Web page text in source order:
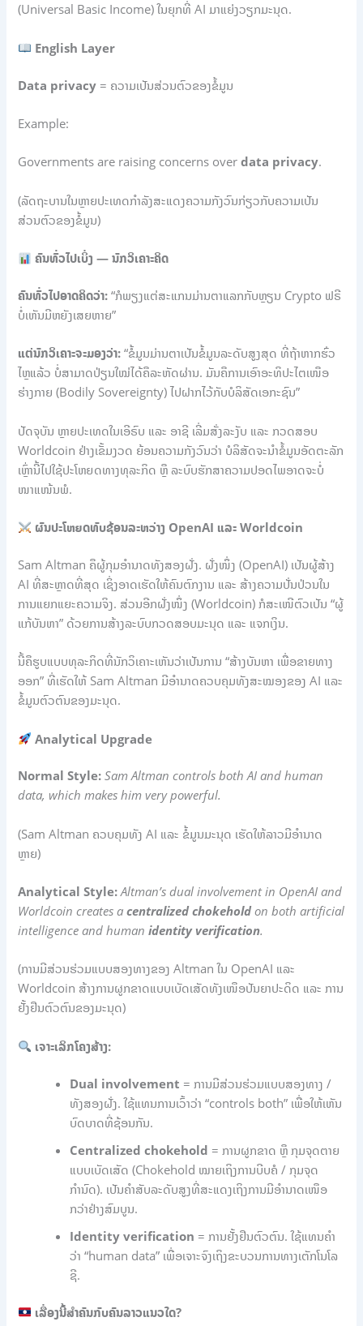
(Universal Basic Income) ໃນຍຸກທີ່ AI ມາແຍ່ງວຽກມະນຸດ.
English Layer
Data privacy = ຄວາມເປັນສ່ວນຕົວຂອງຂໍ້ມູນ
Example:
Governments are raising concerns overdata privacy.
(ລັດຖະບານໃນຫຼາຍປະເທດກຳລັງສະແດງຄວາມກັງວົນກ່ຽວກັບຄວາມເປັນ
ສ່ວນຕົວຂອງຂໍ້ມູນ)
ຄົນທົ່ວໄປເບິ່ງ — ນັກວິເຄາະຄິດ
ຄົນທົ່ວໄປອາດຄິດວ່າ: “ກໍພຽງແຕ່ສະແກນມ່ານຕາແລກກັບຫຼຽນ Crypto ຟຣີ
ບໍ່ເຫັນມີຫຍັງເສຍຫາຍ”
ແຕ່ນັກວິເຄາະຈະມອງວ່າ: “ຂໍ້ມູນມ່ານຕາເປັນຂໍ້ມູນລະດັບສູງສຸດ ທີ່ຖ້າຫາກຮົ່ວ
ໄຫຼແລ້ວ ບໍ່ສາມາດປ່ຽນໃໝ່ໄດ້ຄືລະຫັດຜ່ານ. ມັນຄືການເອົາອະທິປະໄຕເໜືອ
ຮ່າງກາຍ (Bodily Sovereignty) ໄປຝາກໄວ້ກັບບໍລິສັດເອກະຊົນ”
ປັດຈຸບັນ ຫຼາຍປະເທດໃນເອີຣົບ ແລະ ອາຊີ ເລີ່ມສັ່ງລະງັບ ແລະ ກວດສອບ
Worldcoin ຢ່າງເຂັ້ມງວດ ຍ້ອນຄວາມກັງວົນວ່າ ບໍລິສັດຈະນຳຂໍ້ມູນອັດຕະລັກ
ເຫຼົ່ານີ້ໄປໃຊ້ປະໂຫຍດທາງທຸລະກິດ ຫຼື ລະບົບຮັກສາຄວາມປອດໄພອາດຈະບໍ່
ໜາແໜ້ນພໍ.
ຜົນປະໂຫຍດທັບຊ້ອນລະຫວ່າງ OpenAI ແລະ Worldcoin
Sam Altman ຄືຜູ້ກຸມອຳນາດທັງສອງຝັ່ງ. ຝັ່ງໜຶ່ງ (OpenAI) ເປັນຜູ້ສ້າງ
AI ທີ່ສະຫຼາດທີ່ສຸດ ເຊິ່ງອາດເຮັດໃຫ້ຄົນຕົກງານ ແລະ ສ້າງຄວາມປັ່ນປ່ວນໃນ
ການແຍກແຍະຄວາມຈິງ. ສ່ວນອີກຝັ່ງໜຶ່ງ (Worldcoin) ກໍສະເໜີຕົວເປັນ “ຜູ້
ແກ້ບັນຫາ” ດ້ວຍການສ້າງລະບົບກວດສອບມະນຸດ ແລະ ແຈກເງິນ.
ນີ້ຄືຮູບແບບທຸລະກິດທີ່ນັກວິເຄາະເຫັນວ່າເປັນການ “ສ້າງບັນຫາ ເພື່ອຂາຍທາງ
ອອກ” ທີ່ເຮັດໃຫ້ Sam Altman ມີອຳນາດຄວບຄຸມທັງສະໝອງຂອງ AI ແລະ
ຂໍ້ມູນຕົວຕົນຂອງມະນຸດ.
Analytical Upgrade
Normal Style: Sam Altman controls both AI and human
data, which makes him very powerful.
(Sam Altman ຄວບຄຸມທັງ AI ແລະ ຂໍ້ມູນມະນຸດ ເຮັດໃຫ້ລາວມີອຳນາດ
ຫຼາຍ)
Analytical Style: Altman’s dual involvement in OpenAI and
Worldcoin creates acentralized chokeholdon both artificial
intelligence and humanidentity verification.
(ການມີສ່ວນຮ່ວມແບບສອງທາງຂອງ Altman ໃນ OpenAI ແລະ
Worldcoin ສ້າງການຜູກຂາດແບບເບັດເສັດທັງເໜືອປັນຍາປະດິດ ແລະ ການ
ຢັ້ງຢືນຕົວຕົນຂອງມະນຸດ)
ເຈາະເລິກໂຄງສ້າງ:
Dual involvement = ການມີສ່ວນຮ່ວມແບບສອງທາງ /
ທັງສອງຝັ່ງ. ໃຊ້ແທນການເວົ້າວ່າ “controls both” ເພື່ອໃຫ້ເຫັນ
ບົດບາດທີ່ຊ້ອນກັນ.
Centralized chokehold = ການຜູກຂາດ ຫຼື ກຸມຈຸດຕາຍ
ແບບເບັດເສັດ (Chokehold ໝາຍເຖິງການບີບຄໍ / ກຸມຈຸດ
ກຳນົດ). ເປັນຄຳສັບລະດັບສູງທີ່ສະແດງເຖິງການມີອຳນາດເໜືອ
ກວ່າຢ່າງສົມບູນ.
Identity verification = ການຢັ້ງຢືນຕົວຕົນ. ໃຊ້ແທນຄຳ
ວ່າ “human data” ເພື່ອເຈາະຈົງເຖິງຂະບວນການທາງເຕັກໂນໂລ
ຊີ.
ເລື່ອງນີ້ສຳຄັນກັບຄົນລາວແນວໃດ?